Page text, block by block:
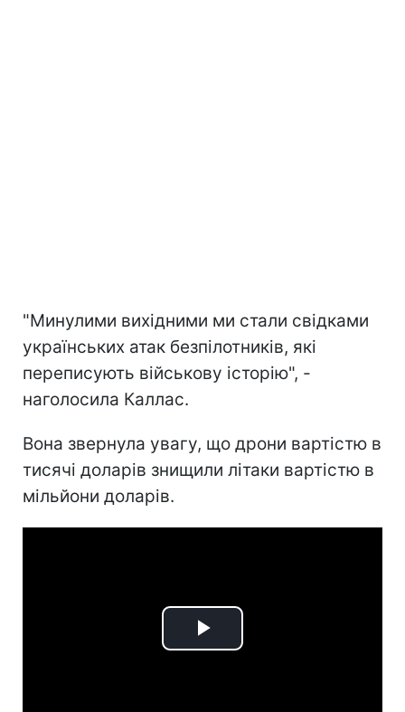
"Минулими вихідними ми стали свідками
українських атак безпілотників, які
переписують військову історію", -
наголосила Каллас.
Вона звернула увагу, що дрони вартістю в
тисячі доларів знищили літаки вартістю в
мільйони доларів.
Play